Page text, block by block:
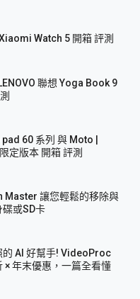
Watch 5 開箱 評測
聯想 Yoga Book 9
60 系列 與 Moto |
定版本 開箱 評測
Master 讓您輕鬆的移除與
或SD卡
AI 好幫手! VideoProc
× 年末優惠，一篇全看懂